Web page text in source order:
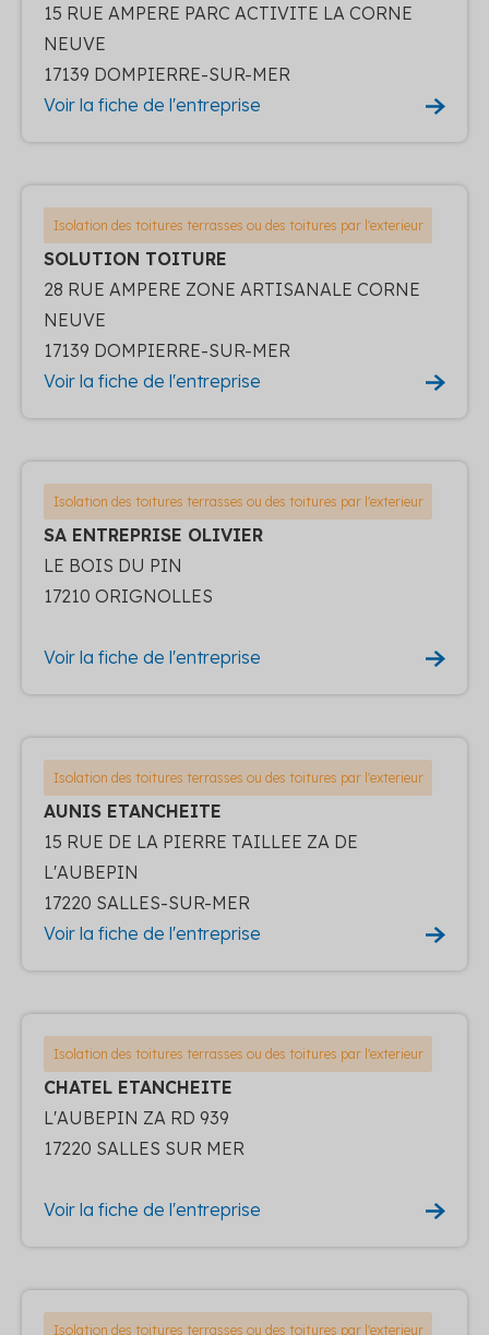
15 RUE AMPERE PARC ACTIVITE LA CORNE
NEUVE
17139 DOMPIERRE-SUR-MER
Voir la fiche de l'entreprise
Isolation des toitures terrasses ou des toitures par l'exterieur
SOLUTION TOITURE
28 RUE AMPERE ZONE ARTISANALE CORNE
NEUVE
17139 DOMPIERRE-SUR-MER
Voir la fiche de l'entreprise
Isolation des toitures terrasses ou des toitures par l'exterieur
SA ENTREPRISE OLIVIER
LE BOIS DU PIN
17210 ORIGNOLLES
Voir la fiche de l'entreprise
Isolation des toitures terrasses ou des toitures par l'exterieur
AUNIS ETANCHEITE
15 RUE DE LA PIERRE TAILLEE ZA DE
L'AUBEPIN
17220 SALLES-SUR-MER
Voir la fiche de l'entreprise
Isolation des toitures terrasses ou des toitures par l'exterieur
CHATEL ETANCHEITE
L'AUBEPIN ZA RD 939
17220 SALLES SUR MER
Voir la fiche de l'entreprise
Isolation des toitures terrasses ou des toitures par l'exterieur